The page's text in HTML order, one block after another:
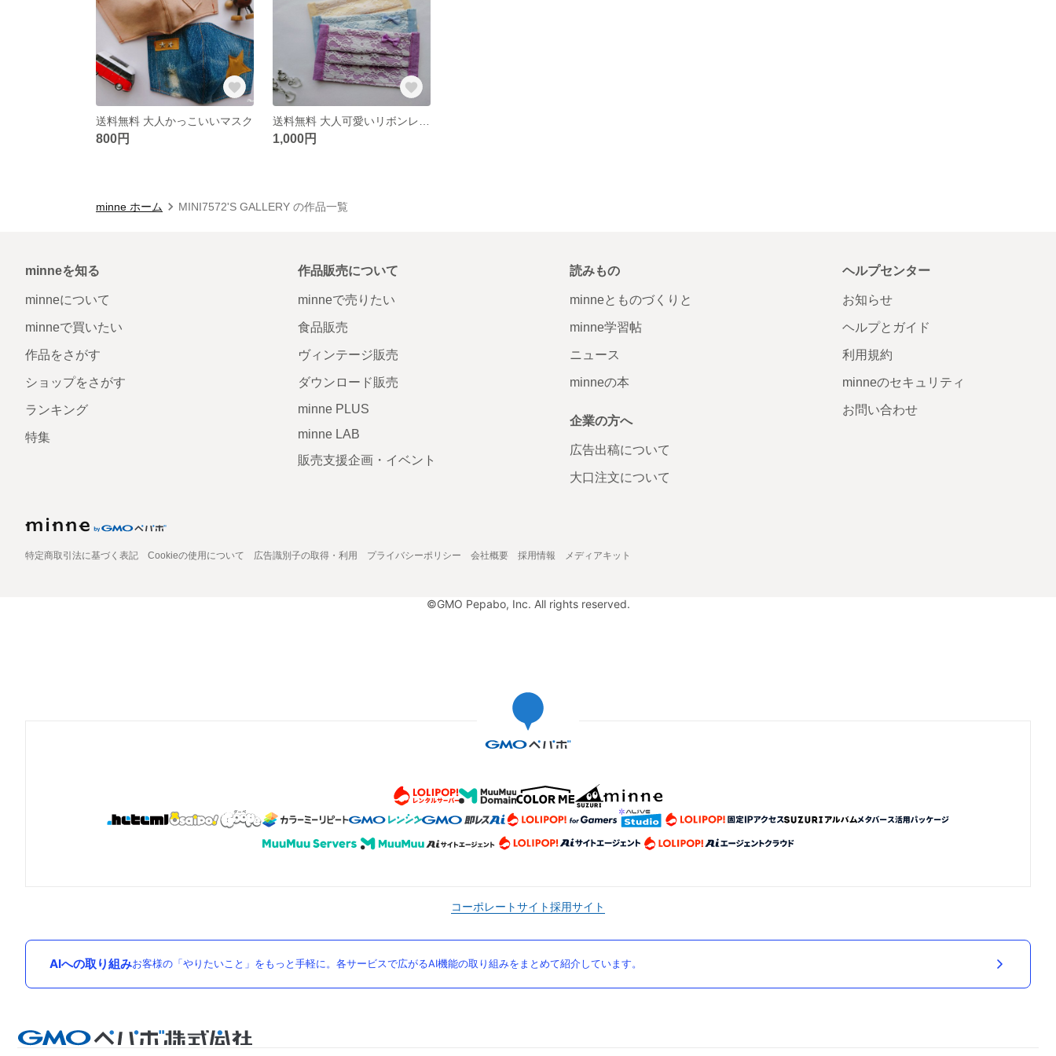
送料無料 大人かっこいいマスク
800円 1,000円
minne ホーム MINI7572'S GALLERY の作品一覧
minneを知る
minneについて
minneで買いたい
作品をさがす
ショップをさがす
ランキング
特集
作品販売について
minneで売りたい
食品販売
ヴィンテージ販売
ダウンロード販売
minne PLUS
minne LAB
販売支援企画・イベント
読みもの
minneとものづくりと
minne学習帖
ニュース
minneの本
企業の方へ
広告出稿について
大口注文について
ヘルプセンター
お知らせ
ヘルプとガイド
利用規約
minneのセキュリティ
お問い合わせ
特定商取引法に基づく表記 Cookieの使用について 広告識別子の取得・利用 プライバシーポリシー 会社概要 採用情報 メディアキット
©GMO Pepabo, Inc. All rights reserved.
コーポレートサイト採用サイト
AIへの取り組みお客様の「やりたいこと」をもっと手軽に。各サービスで広がるAI機能の取り組みをまとめて紹介しています。